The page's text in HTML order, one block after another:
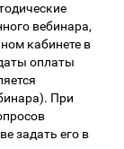
вебинара,
кабинете в
оплаты
При
задать его в